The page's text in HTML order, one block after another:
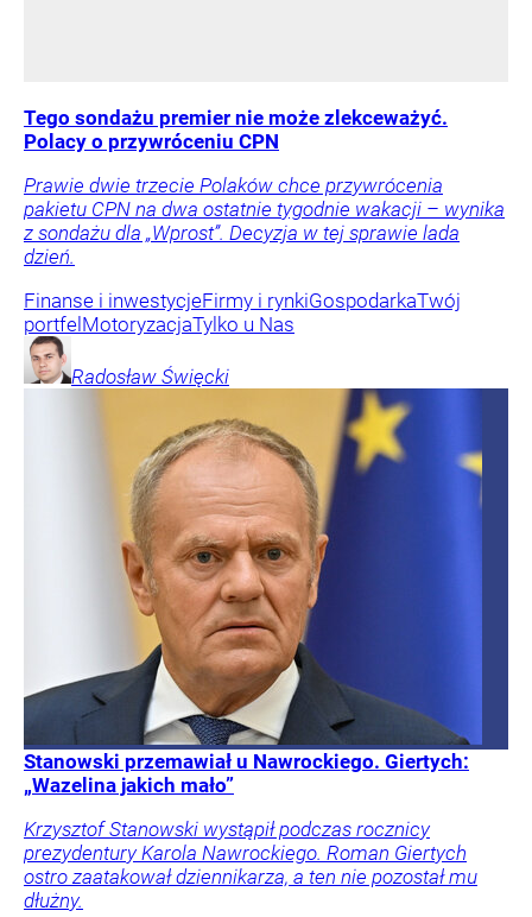
Tego sondażu premier nie może zlekceważyć.
Polacy o przywróceniu CPN
Prawie dwie trzecie Polaków chce przywrócenia
pakietu CPN na dwa ostatnie tygodnie wakacji – wynika
z sondażu dla „Wprost”. Decyzja w tej sprawie lada
dzień.
Finanse i inwestycjeFirmy i rynkiGospodarkaTwój
portfel MotoryzacjaTylko u Nas
Radosław Święcki
Stanowski przemawiał u Nawrockiego. Giertych:
„Wazelina jakich mało”
Krzysztof Stanowski wystąpił podczas rocznicy
prezydentury Karola Nawrockiego. Roman Giertych
ostro zaatakował dziennikarza, a ten nie pozostał mu
dłużny.